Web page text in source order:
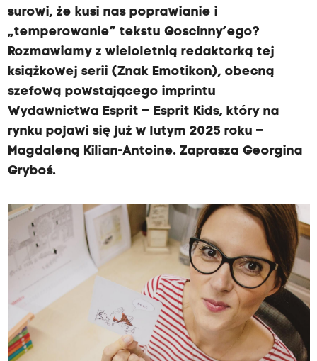
surowi, że kusi nas poprawianie i
„temperowanie” tekstu Goscinny’ego?
Rozmawiamy z wieloletnią redaktorką tej
książkowej serii (Znak Emotikon), obecną
szefową powstającego imprintu
Wydawnictwa Esprit – Esprit Kids, który na
rynku pojawi się już w lutym 2025 roku –
Magdaleną Kilian-Antoine. Zaprasza Georgina
Gryboś.